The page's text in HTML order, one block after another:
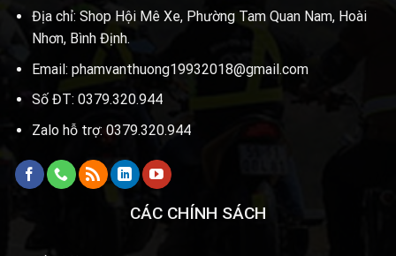
Địa chỉ: Shop Hội Mê Xe, Phường Tam Quan Nam, Hoài
Nhơn, Bình Định.
Email: phamvanthuong19932018@gmail.com
Số ĐT: 0379.320.944
Zalo hỗ trợ: 0379.320.944
CÁC CHÍNH SÁCH